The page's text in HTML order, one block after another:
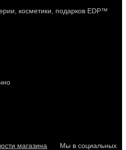
косметики, подарков EDP™
магазина
Мы в социальных